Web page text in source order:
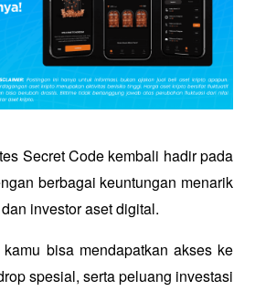
Secret Code kembali hadir pada
berbagai keuntungan menarik
investor aset digital.
bisa mendapatkan akses ke
spesial, serta peluang investasi